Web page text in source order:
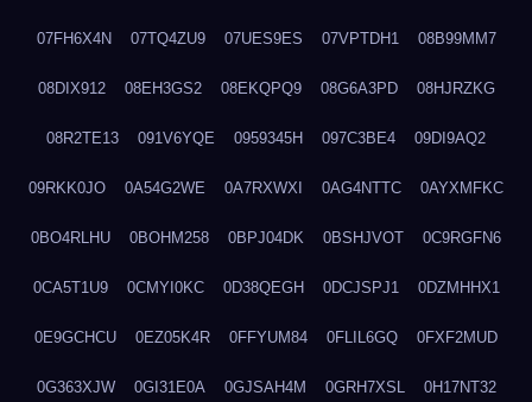
07FH6X4N 07TQ4ZU9 07UES9ES 07VPTDH1 08B99MM7
08DIX912 08EH3GS2 08EKQPQ9 08G6A3PD 08HJRZKG
08R2TE13 091V6YQE 0959345H 097C3BE4 09DI9AQ2
09RKK0JO 0A54G2WE 0A7RXWXI 0AG4NTTC 0AYXMFKC
0BO4RLHU 0BOHM258 0BPJ04DK 0BSHJVOT 0C9RGFN6
0CA5T1U9 0CMYI0KC 0D38QEGH 0DCJSPJ1 0DZMHHX1
0E9GCHCU 0EZ05K4R 0FFYUM84 0FLIL6GQ 0FXF2MUD
0G363XJW 0GI31E0A 0GJSAH4M 0GRH7XSL 0H17NT32